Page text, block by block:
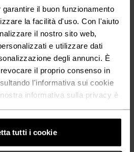
il buon funzionamento
la facilità d'uso. Con l'aiuto
il nostro sito web,
e utilizzare dati
degli annunci. È
il proprio consenso in
l'informativa sui cookie
informativa sulla privacy è
tutti i cookie
MODERATO